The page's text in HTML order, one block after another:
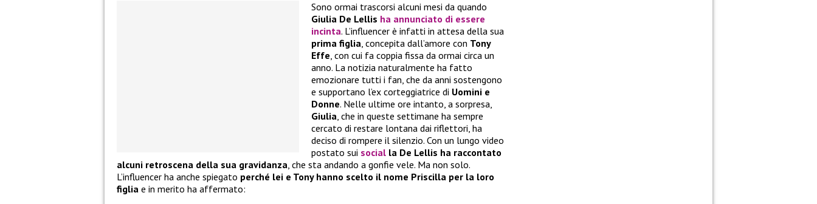
Sono ormai trascorsi alcuni mesi da quando
Giulia De Lellis ha annunciato di essere
incinta. L’influencer è infatti in attesa della sua
prima figlia, concepita dall’amore con Tony
Effe, con cui fa coppia fissa da ormai circa un
anno. La notizia naturalmente ha fatto
emozionare tutti i fan, che da anni sostengono
e supportano l’ex corteggiatrice di Uomini e
Donne. Nelle ultime ore intanto, a sorpresa,
Giulia, che in queste settimane ha sempre
cercato di restare lontana dai riflettori, ha
deciso di rompere il silenzio. Con un lungo video
postato sui social la De Lellis ha raccontato
alcuni retroscena della sua gravidanza, che sta andando a gonfie vele. Ma non solo.
L’influencer ha anche spiegato perché lei e Tony hanno scelto il nome Priscilla per la loro
figlia e in merito ha affermato: